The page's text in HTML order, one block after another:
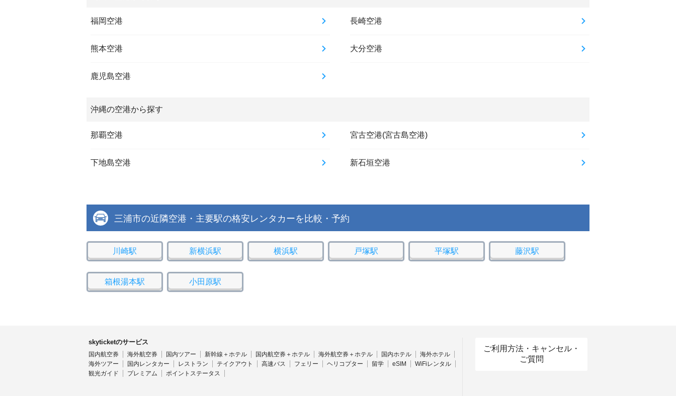
福岡空港 長崎空港
熊本空港 大分空港
鹿児島空港
沖縄の空港から探す
那覇空港 宮古空港(宮古島空港)
下地島空港 新石垣空港
三浦市の近隣空港・主要駅の格安レンタカーを比較・予約
川崎駅 新横浜駅 横浜駅 戸塚駅 平塚駅 藤沢駅
箱根湯本駅 小田原駅